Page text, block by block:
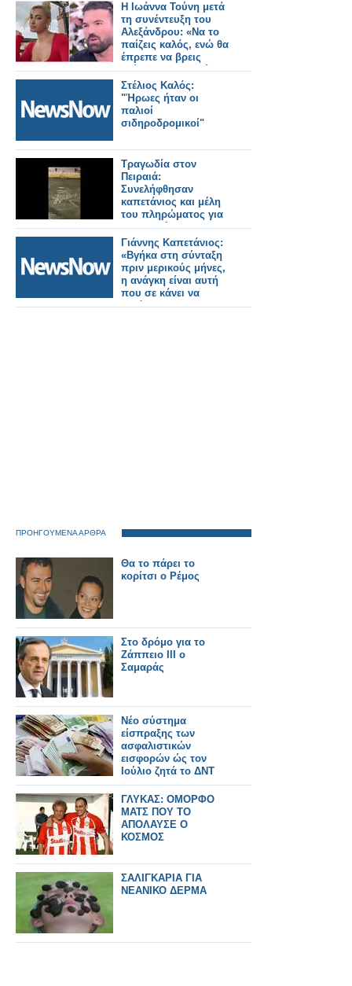
Η Ιωάννα Τούνη μετά
τη συνέντευξη του
Αλεξάνδρου: «Να το
παίζεις καλός, ενώ θα
έπρεπε να βρεις
τρύπα να κρυφτείς
μετά τις πράξεις σου»
Στέλιος Καλός:
"Ήρωες ήταν οι
παλιοί
σιδηροδρομικοί"
Τραγωδία στον
Πειραιά:
Συνελήφθησαν
καπετάνιος και μέλη
του πληρώματος για
τον επιβάτη που
πέταξαν στην
θάλασσα ΒΙΝΤΕΟ
Γιάννης Καπετάνιος:
«Βγήκα στη σύνταξη
πριν μερικούς μήνες,
η ανάγκη είναι αυτή
που σε κάνει να
εργάζεσαι»
ΠΡΟΗΓΟΥΜΕΝΑ ΑΡΘΡΑ
Θα το πάρει το
κορίτσι ο Ρέμος
Στο δρόμο για το
Ζάππειο ΙΙΙ ο
Σαμαράς
Νέο σύστημα
είσπραξης των
ασφαλιστικών
εισφορών ώς τον
Ιούλιο ζητά το ΔΝΤ
ΓΛΥΚΑΣ: ΟΜΟΡΦΟ
ΜΑΤΣ ΠΟΥ ΤΟ
ΑΠΟΛΑΥΣΕ Ο
ΚΟΣΜΟΣ
ΣΑΛΙΓΚΑΡΙΑ ΓΙΑ
ΝΕΑΝΙΚΟ ΔΕΡΜΑ